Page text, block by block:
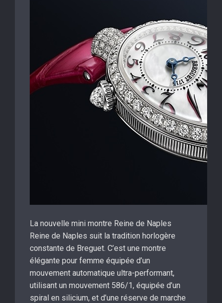
La nouvelle mini montre Reine de Naples
Reine de Naples suit la tradition horlogère
constante de Breguet. C’est une montre
élégante pour femme équipée d’un
mouvement automatique ultra-performant,
utilisant un mouvement 586/1, équipée d’un
spiral en silicium, et d’une réserve de marche